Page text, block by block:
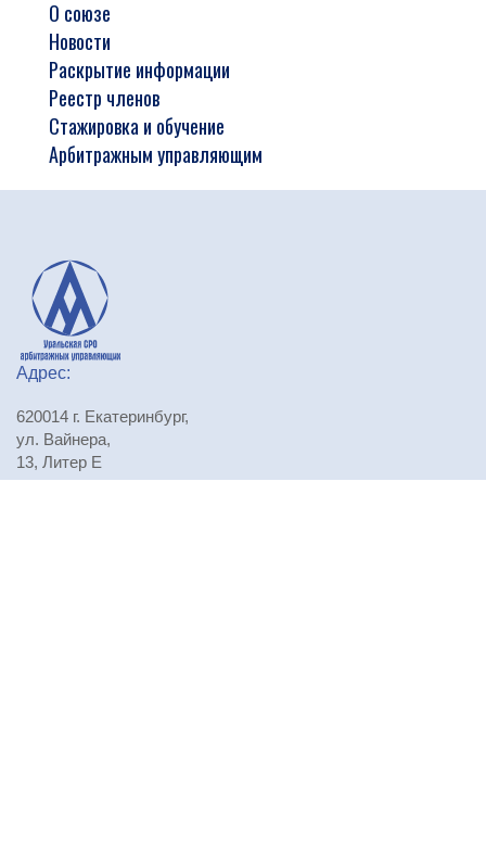
О союзе
Новости
Раскрытие информации
Реестр членов
Стажировка и обучение
Арбитражным управляющим
Адрес:
620014 г. Екатеринбург,
ул. Вайнера,
13, Литер Е